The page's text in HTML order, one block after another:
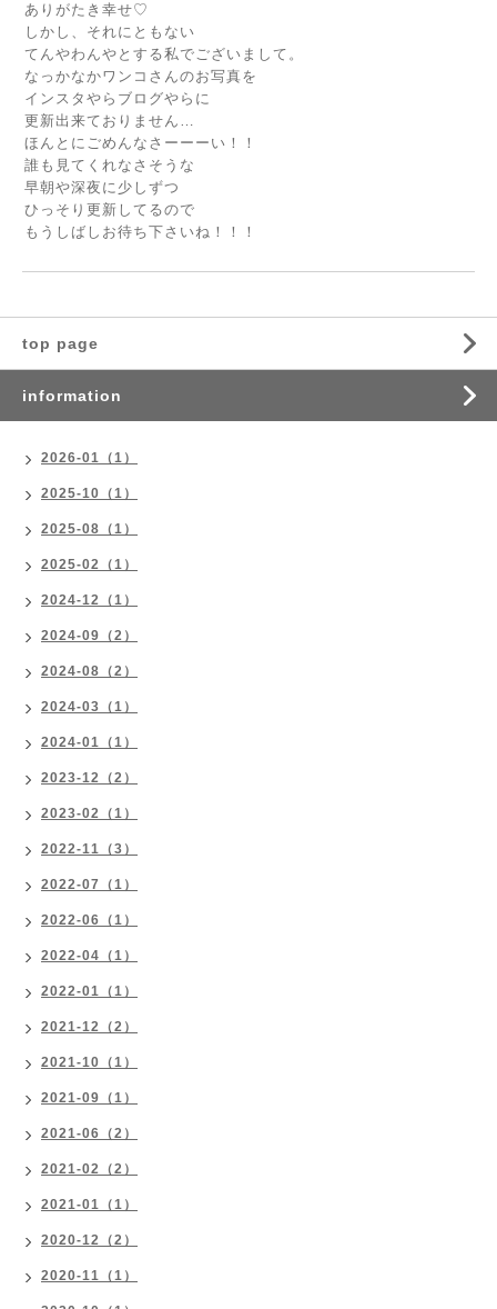
ありがたき幸せ♡
しかし、それにともない
てんやわんやとする私でございまして。
なっかなかワンコさんのお写真を
インスタやらブログやらに
更新出来ておりません…
ほんとにごめんなさーーーい！！
誰も見てくれなさそうな
早朝や深夜に少しずつ
ひっそり更新してるので
もうしばしお待ち下さいね！！！
top page
information
2026-01（1）
2025-10（1）
2025-08（1）
2025-02（1）
2024-12（1）
2024-09（2）
2024-08（2）
2024-03（1）
2024-01（1）
2023-12（2）
2023-02（1）
2022-11（3）
2022-07（1）
2022-06（1）
2022-04（1）
2022-01（1）
2021-12（2）
2021-10（1）
2021-09（1）
2021-06（2）
2021-02（2）
2021-01（1）
2020-12（2）
2020-11（1）